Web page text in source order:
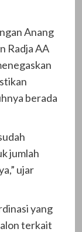
Anang
Radja AA
berada
jumlah
ujar
yang
terkait